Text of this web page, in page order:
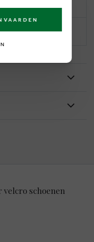
schoenen